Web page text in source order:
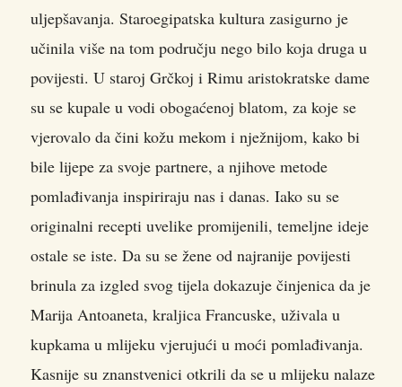
uljepšavanja. Staroegipatska kultura zasigurno je
učinila više na tom području nego bilo koja druga u
povijesti. U staroj Grčkoj i Rimu aristokratske dame
su se kupale u vodi obogaćenoj blatom, za koje se
vjerovalo da čini kožu mekom i nježnijom, kako bi
bile lijepe za svoje partnere, a njihove metode
pomlađivanja inspiriraju nas i danas. Iako su se
originalni recepti uvelike promijenili, temeljne ideje
ostale se iste. Da su se žene od najranije povijesti
brinula za izgled svog tijela dokazuje činjenica da je
Marija Antoaneta, kraljica Francuske, uživala u
kupkama u mlijeku vjerujući u moći pomlađivanja.
Kasnije su znanstvenici otkrili da se u mlijeku nalaze